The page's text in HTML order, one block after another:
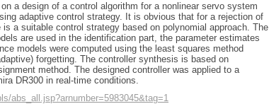
a design of a control algorithm for a nonlinear servo system
adaptive control strategy. It is obvious that for a rejection of
a suitable control strategy based on polynomial approach. The
are used in the identification part, the parameter estimates
models were computed using the least squares method
forgetting. The controller synthesis is based on
method. The designed controller was applied to a
DR300 in real-time conditions.
abs_all.jsp?arnumber=5983045&tag=1